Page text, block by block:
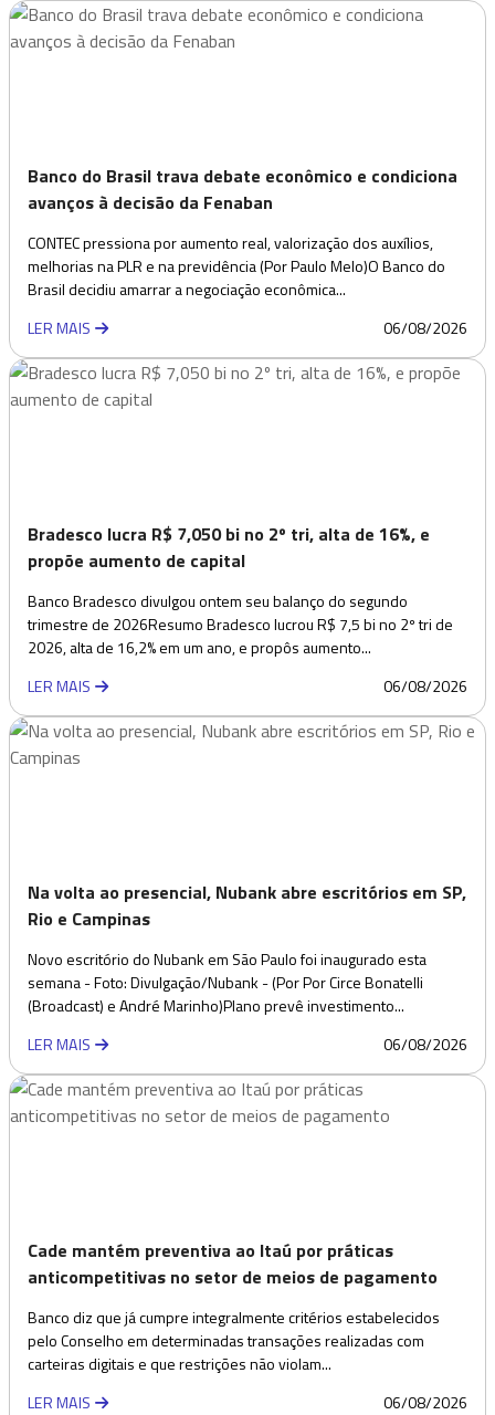
Banco do Brasil trava debate econômico e condiciona
avanços à decisão da Fenaban
CONTEC pressiona por aumento real, valorização dos auxílios,
melhorias na PLR e na previdência (Por Paulo Melo)O Banco do
Brasil decidiu amarrar a negociação econômica...
LER MAIS
06/08/2026
Bradesco lucra R$ 7,050 bi no 2º tri, alta de 16%, e
propõe aumento de capital
Banco Bradesco divulgou ontem seu balanço do segundo
trimestre de 2026Resumo Bradesco lucrou R$ 7,5 bi no 2º tri de
2026, alta de 16,2% em um ano, e propôs aumento...
LER MAIS
06/08/2026
Na volta ao presencial, Nubank abre escritórios em SP,
Rio e Campinas
Novo escritório do Nubank em São Paulo foi inaugurado esta
semana - Foto: Divulgação/Nubank - (Por Por Circe Bonatelli
(Broadcast) e André Marinho)Plano prevê investimento...
LER MAIS
06/08/2026
Cade mantém preventiva ao Itaú por práticas
anticompetitivas no setor de meios de pagamento
Banco diz que já cumpre integralmente critérios estabelecidos
pelo Conselho em determinadas transações realizadas com
carteiras digitais e que restrições não violam...
LER MAIS
06/08/2026